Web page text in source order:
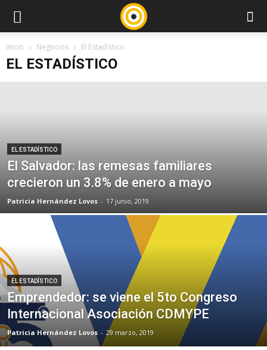
Inicio Negocios El Estadístico
EL ESTADÍSTICO
EL ESTADÍSTICO
El Salvador: las remesas familiares
crecieron un 3.8% de enero a mayo
Patricia Hernández Lovos - 17 junio, 2019
EL ESTADÍSTICO
Emprendedor: se viene el 5to Congreso
Internacional Asociación CDMYPE
Patricia Hernández Lovos - 29 marzo, 2019